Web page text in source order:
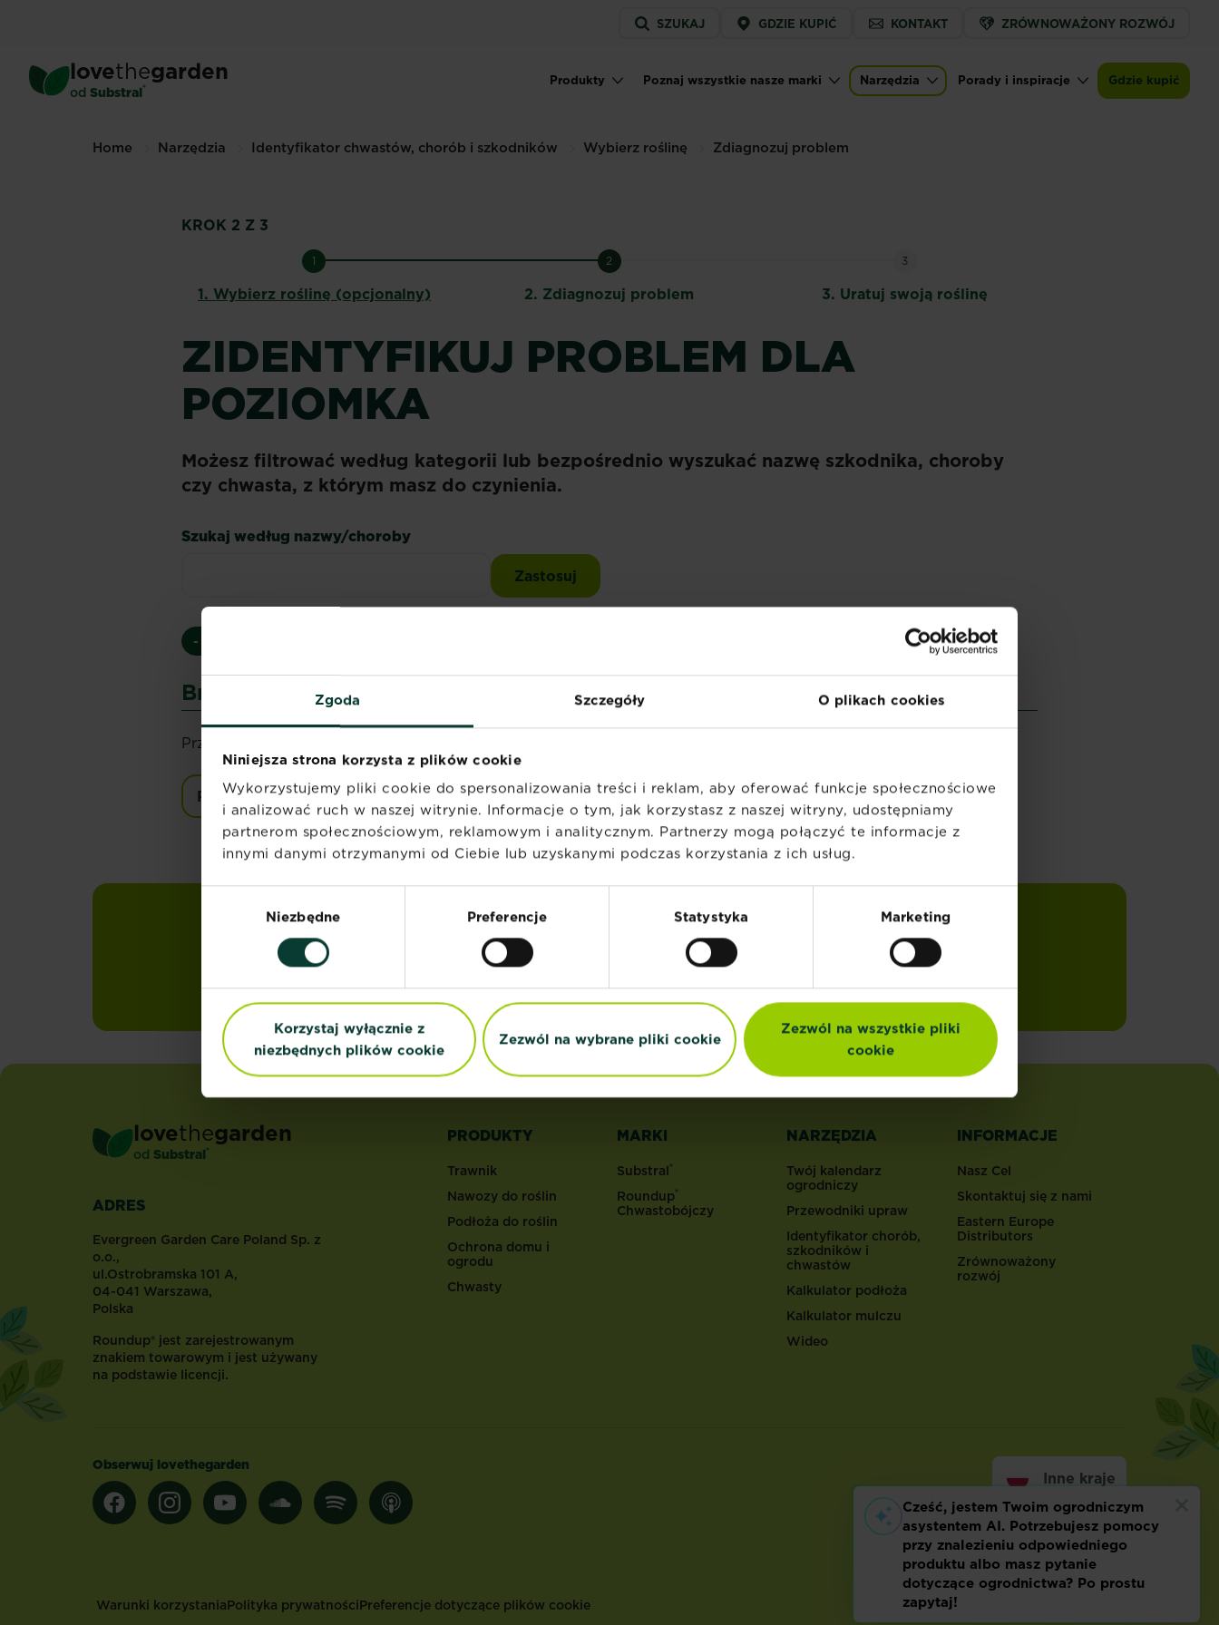
Zgoda Szczegóły O plikach cookies
Niniejsza strona korzysta z plików cookie
Wykorzystujemy pliki cookie do spersonalizowania treści i reklam, aby oferować funkcje społecznościowe
i analizować ruch w naszej witrynie. Informacje o tym, jak korzystasz z naszej witryny, udostępniamy
partnerom społecznościowym, reklamowym i analitycznym. Partnerzy mogą połączyć te informacje z
innymi danymi otrzymanymi od Ciebie lub uzyskanymi podczas korzystania z ich usług.
Niezbędne Preferencje Statystyka Marketing
Korzystaj wyłącznie z
niezbędnych plików cookie
Zezwól na wybrane pliki cookie
Zezwól na wszystkie pliki
cookie
content
Service
menu
SZUKAJ GDZIE KUPIĆ KONTAKT ZRÓWNOWAŻONY ROZWÓJ
lovethegarden
od Substral® Main navigation
Produkty Poznaj wszystkie nasze marki Narzędzia Porady i inspiracje Gdzie kupić
Home Narzędzia Identyfikator chwastów, chorób i szkodników Wybierz roślinę Zdiagnozuj problem
KROK 2 Z 3
1
1. Wybierz roślinę (opcjonalny)
2
2. Zdiagnozuj problem
3
3. Uratuj swoją roślinę
ZIDENTYFIKUJ PROBLEM DLA
POZIOMKA
Możesz filtrować według kategorii lub bezpośrednio wyszukać nazwę szkodnika, choroby
czy chwasta, z którym masz do czynienia.
Szukaj według nazwy/choroby
- Wszystkie -
Brak wyników
Przepraszamy, nie możemy znaleźć tego, czego szukasz. Spróbuj ponownie.
Przejrzyj wszystkie choroby
Zapisz się na nasz newsletter
Otrzymuj sezonowe porady marketingowe bezpośrednio na swoją
skrzynkę mailową
Zapisuję się
lovethegarden
od Substral®
ADRES
Evergreen Garden Care Poland Sp. z
o.o.,
ul.Ostrobramska 101 A,
04-041 Warszawa,
Polska
Roundup® jest zarejestrowanym
znakiem towarowym i jest używany
na podstawie licencji.
PRODUKTY
Trawnik
Nawozy do roślin
Podłoża do roślin
Ochrona domu i
ogrodu
Chwasty
MARKI
Substral®
Roundup®
Chwastobójczy
NARZĘDZIA
Twój kalendarz
ogrodniczy
Przewodniki upraw
Identyfikator chorób,
szkodników i
chwastów
Kalkulator podłoża
Kalkulator mulczu
Wideo
INFORMACJE
Nasz Cel
Skontaktuj się z nami
Eastern Europe
Distributors
Zrównoważony
rozwój
Obserwuj lovethegarden
Inne kraje
Footer
Warunki korzystaniaPolityka prywatnościPreferencje dotyczące plików cookie